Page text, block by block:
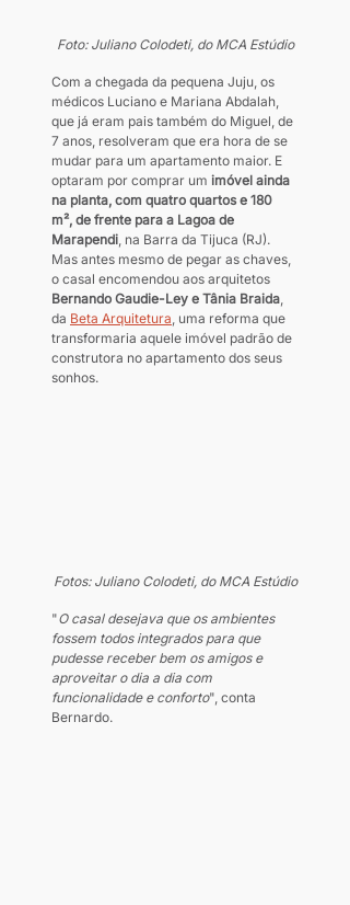
Foto: Juliano Colodeti, do MCA Estúdio
Com a chegada da pequena Juju, os
médicos Luciano e Mariana Abdalah,
que já eram pais também do Miguel, de
7 anos, resolveram que era hora de se
mudar para um apartamento maior. E
optaram por comprar um imóvel ainda
na planta, com quatro quartos e 180
m², de frente para a Lagoa de
Marapendi , na Barra da Tijuca (RJ).
Mas antes mesmo de pegar as chaves,
o casal encomendou aos arquitetos
Bernando Gaudie-Ley e Tânia Braida
da Beta Arquitetura , uma reforma que
transformaria aquele imóvel padrão de
construtora no apartamento dos seus
sonhos.
Fotos: Juliano Colodeti, do MCA Estúdio
"O casal desejava que os ambientes
fossem todos integrados para que
pudesse receber bem os amigos e
aproveitar o dia a dia com
funcionalidade e conforto", conta
Bernardo.